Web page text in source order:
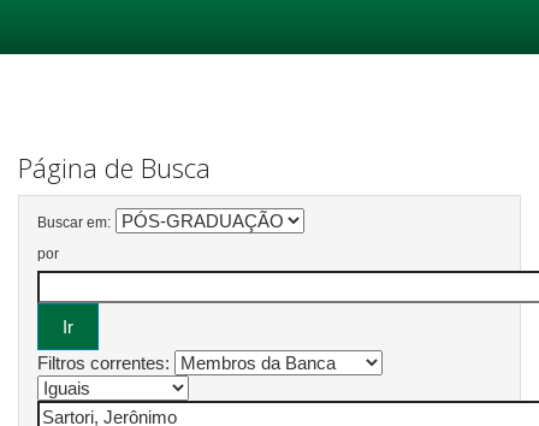
Página de Busca
Buscar em:
por
Filtros correntes: